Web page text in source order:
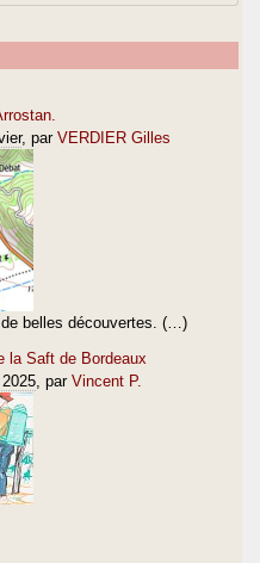
, par VERDIER Gilles
de belles découvertes. (…)
la Saft de Bordeaux
, par Vincent P.